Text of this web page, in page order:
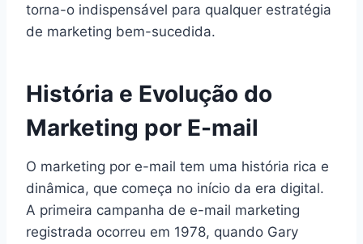
torna-o indispensável para qualquer estratégia
de marketing bem-sucedida.
História e Evolução do
Marketing por E-mail
O marketing por e-mail tem uma história rica e
dinâmica, que começa no início da era digital.
A primeira campanha de e-mail marketing
registrada ocorreu em 1978, quando Gary